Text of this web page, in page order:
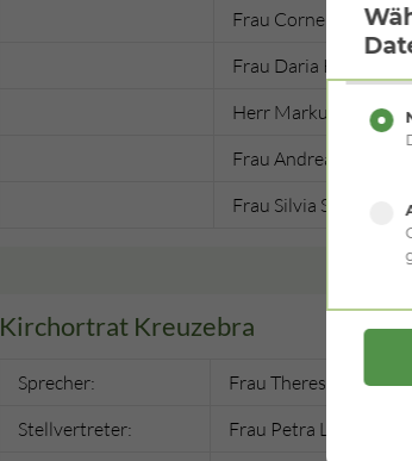
Frau Cornelia Hoppe
Frau Daria Kohl
Herr Markus
Frau Andrea Mainzer
Frau Silvia Schuchardt
Kirchortrat Kreuzebra
Sprecher:
Frau Theresa Kühn
Stellvertreter:
Frau Petra